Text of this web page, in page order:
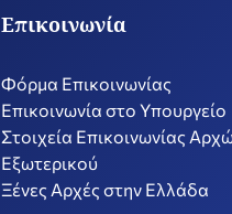
Επικοινωνία
Φόρμα Επικοινωνίας
Επικοινωνία στο Υπουργείο
Στοιχεία Επικοινωνίας
Εξωτερικού
Ξένες Αρχές στην Ελλάδα